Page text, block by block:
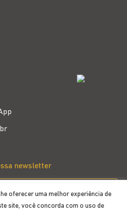
oferecer uma melhor experiência de
site, você concorda com o uso de
newsletter